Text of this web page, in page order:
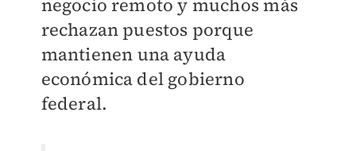
negocio remoto y muchos más
rechazan puestos porque
mantienen una ayuda
económica del gobierno
federal.